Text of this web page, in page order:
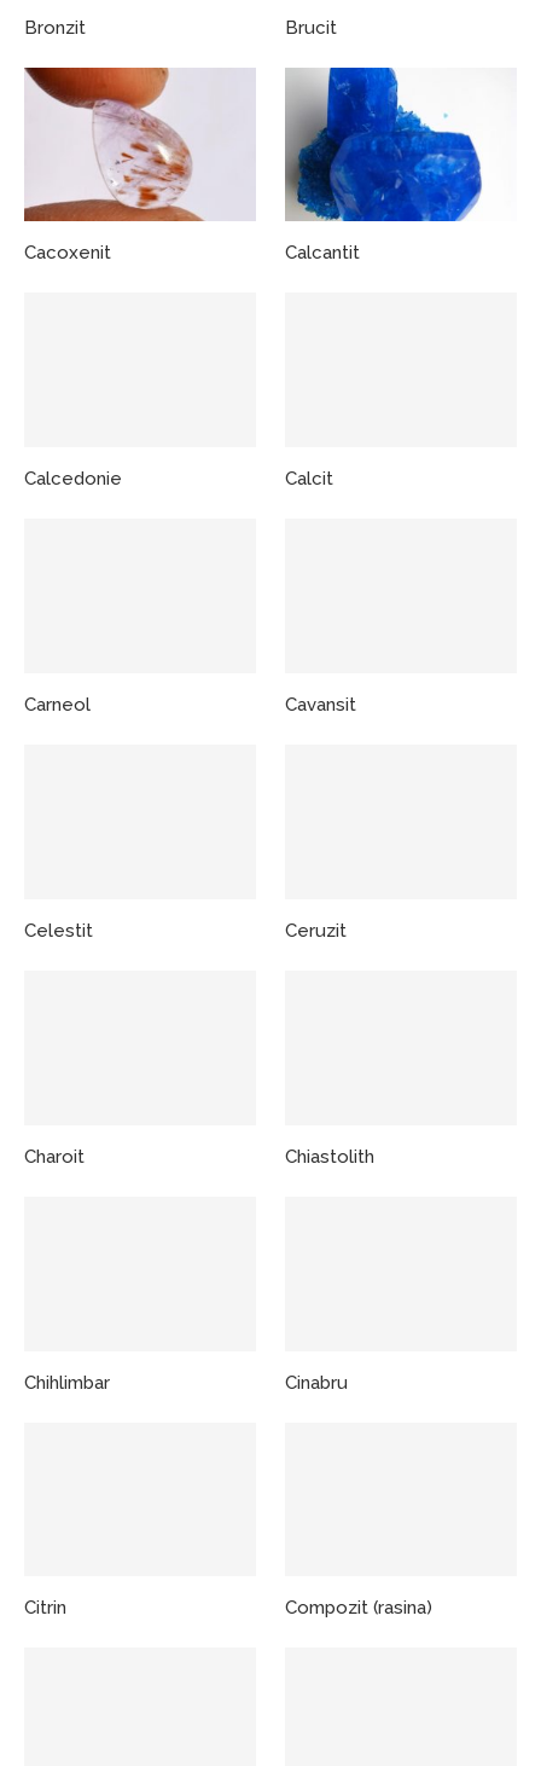
Bronzit Brucit
Cacoxenit Calcantit
Calcedonie Calcit
Carneol Cavansit
Celestit Ceruzit
Charoit Chiastolith
Chihlimbar Cinabru
Citrin Compozit (rasina)